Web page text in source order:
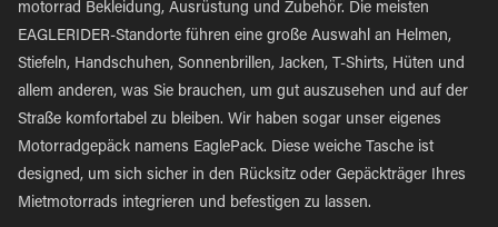
motorrad Bekleidung, Ausrüstung und Zubehör. Die meisten
EAGLERIDER-Standorte führen eine große Auswahl an Helmen,
Stiefeln, Handschuhen, Sonnenbrillen, Jacken, T-Shirts, Hüten und
allem anderen, was Sie brauchen, um gut auszusehen und auf der
Straße komfortabel zu bleiben. Wir haben sogar unser eigenes
Motorradgepäck namens EaglePack. Diese weiche Tasche ist
designed, um sich sicher in den Rücksitz oder Gepäckträger Ihres
Mietmotorrads integrieren und befestigen zu lassen.